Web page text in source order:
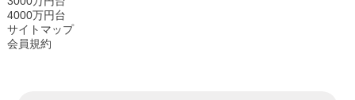
4000万円台
サイトマップ
会員規約